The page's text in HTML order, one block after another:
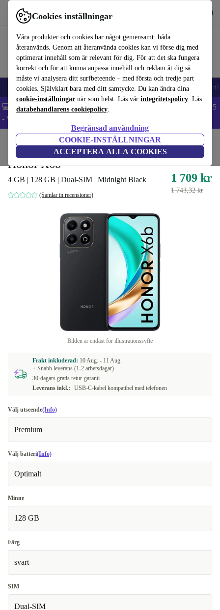
Cookies inställningar
Våra produkter och cookies har något gemensamt: båda
återanvänds. Genom att återanvända cookies kan vi förse dig med
optimerat innehåll som är relevant för dig. För att det ska fungera
korrekt och för att kunna anpassa innehåll och reklam åt dig så
måste vi analysera ditt surfbeteende – med första och tredje part
cookies. Självklart bara med ditt samtycke. Du kan ändra dina
cookie-inställningar när som helst. Läs vår integritetspolicy. Läs
databehandlarens cookiepolicy.
Begränsad användning
COOKIE-INSTÄLLNINGAR
ACCEPTERA ALLA COOKIES
Använd refurbed snabbt och enkelt
🎒 Back to school Mobiltelefoner Bärbara datorer Surfplattor
💻 Extra 5% rabatt på alla MacBooks och laptops - Code: LAPTOP5
- Villkor
Mobiltelefoner & Smartphones Honor mobiltelefoner
Honor X6b
4 GB | 128 GB | Dual-SIM | Midnight Black
(Samlar in recensioner)
1 709 kr
1 743,32 kr
Bilden är endast för illustrationssyfte
Frakt inkluderad: 10 Aug. - 11 Aug.
+ Snabb leverans (1-2 arbetsdagar)
30-dagars gratis retur-garanti
Leverans inkl.:
USB-C-kabel kompatibel med telefonen
Välj utseende(Info)
Premium
Välj batteri(Info)
Optimalt
Minne
128 GB
Färg
svart
SIM
Dual-SIM